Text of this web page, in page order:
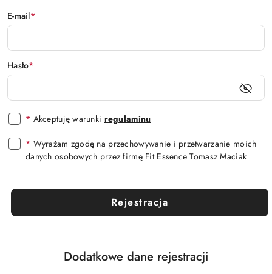
E-mail*
Hasło*
* Akceptuję warunki regulaminu
* Wyrażam zgodę na przechowywanie i przetwarzanie moich
danych osobowych przez firmę Fit Essence Tomasz Maciak
Rejestracja
Dodatkowe dane rejestracji